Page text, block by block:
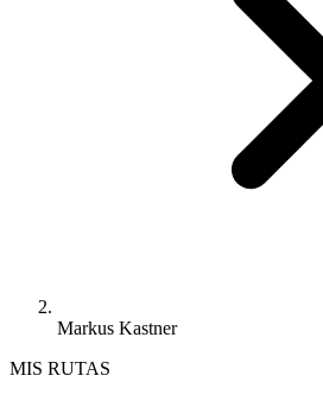
Markus Kastner
MIS RUTAS